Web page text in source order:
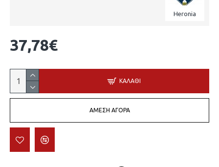
Heronia
37,78€
ΚΑΛΆΘΙ
ΆΜΕΣΗ ΑΓΟΡΆ